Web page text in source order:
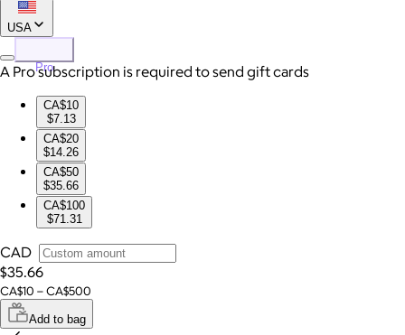
USA
Pro
A Pro subscription is required to send gift cards
CA$10
$7.13
CA$20
$14.26
CA$50
$35.66
CA$100
$71.31
CAD
$35.66
CA$10 – CA$500
Add to bag